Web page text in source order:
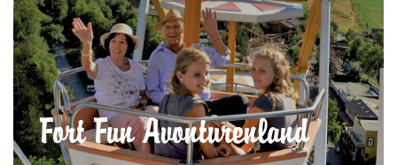
Fort Fun Avonturenland